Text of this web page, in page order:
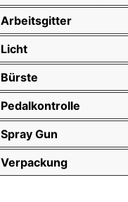
Arbeitsgitter
Licht
Bürste
Pedalkontrolle
Spray Gun
Verpackung